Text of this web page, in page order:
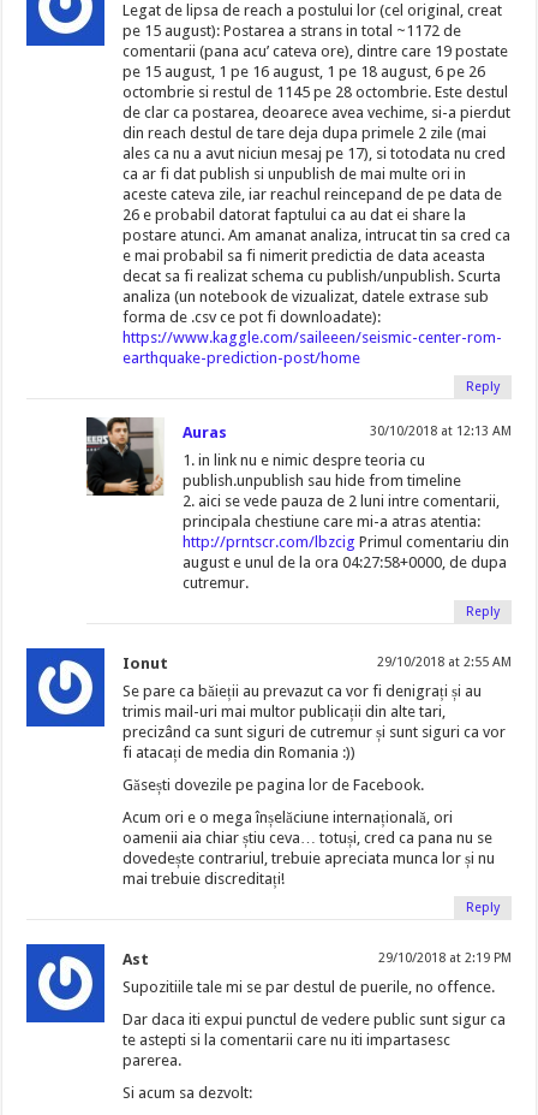
Legat de lipsa de reach a postului lor (cel original, creat
pe 15 august): Postarea a strans in total ~1172 de
comentarii (pana acu’ cateva ore), dintre care 19 postate
pe 15 august, 1 pe 16 august, 1 pe 18 august, 6 pe 26
octombrie si restul de 1145 pe 28 octombrie. Este destul
de clar ca postarea, deoarece avea vechime, si-a pierdut
din reach destul de tare deja dupa primele 2 zile (mai
ales ca nu a avut niciun mesaj pe 17), si totodata nu cred
ca ar fi dat publish si unpublish de mai multe ori in
aceste cateva zile, iar reachul reincepand de pe data de
26 e probabil datorat faptului ca au dat ei share la
postare atunci. Am amanat analiza, intrucat tin sa cred ca
e mai probabil sa fi nimerit predictia de data aceasta
decat sa fi realizat schema cu publish/unpublish. Scurta
analiza (un notebook de vizualizat, datele extrase sub
forma de .csv ce pot fi downloadate):
https://www.kaggle.com/saileeen/seismic-center-rom-
earthquake-prediction-post/home
Reply
Auras 30/10/2018 at 12:13 AM
1. in link nu e nimic despre teoria cu
publish.unpublish sau hide from timeline
2. aici se vede pauza de 2 luni intre comentarii,
principala chestiune care mi-a atras atentia:
http://prntscr.com/lbzcig Primul comentariu din
august e unul de la ora 04:27:58+0000, de dupa
cutremur.
Reply
Ionut 29/10/2018 at 2:55 AM
Se pare ca băieții au prevazut ca vor fi denigrați și au
trimis mail-uri mai multor publicații din alte tari,
precizând ca sunt siguri de cutremur și sunt siguri ca vor
fi atacați de media din Romania :))
Găsești dovezile pe pagina lor de Facebook.
Acum ori e o mega înșelăciune internațională, ori
oamenii aia chiar știu ceva… totuși, cred ca pana nu se
dovedește contrariul, trebuie apreciata munca lor și nu
mai trebuie discreditați!
Reply
Ast 29/10/2018 at 2:19 PM
Supozitiile tale mi se par destul de puerile, no offence.
Dar daca iti expui punctul de vedere public sunt sigur ca
te astepti si la comentarii care nu iti impartasesc
parerea.
Si acum sa dezvolt: